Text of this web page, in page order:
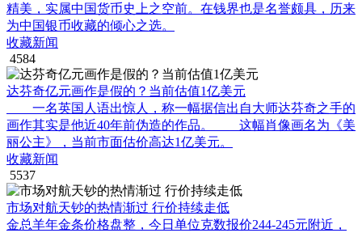
精美，实属中国货币史上之空前。在钱界也是名誉颇具，历来
为中国银币收藏的倾心之选。
收藏新闻
4584
达芬奇亿元画作是假的？当前估值1亿美元
一名英国人语出惊人，称一幅据信出自大师达芬奇之手的
画作其实是他近40年前伪造的作品。 这幅肖像画名为《美
丽公主》，当前市面估价高达1亿美元。
收藏新闻
5537
市场对航天钞的热情渐过 行价持续走低
金总羊年金条价格盘整，今日单位克数报价244-245元附近，